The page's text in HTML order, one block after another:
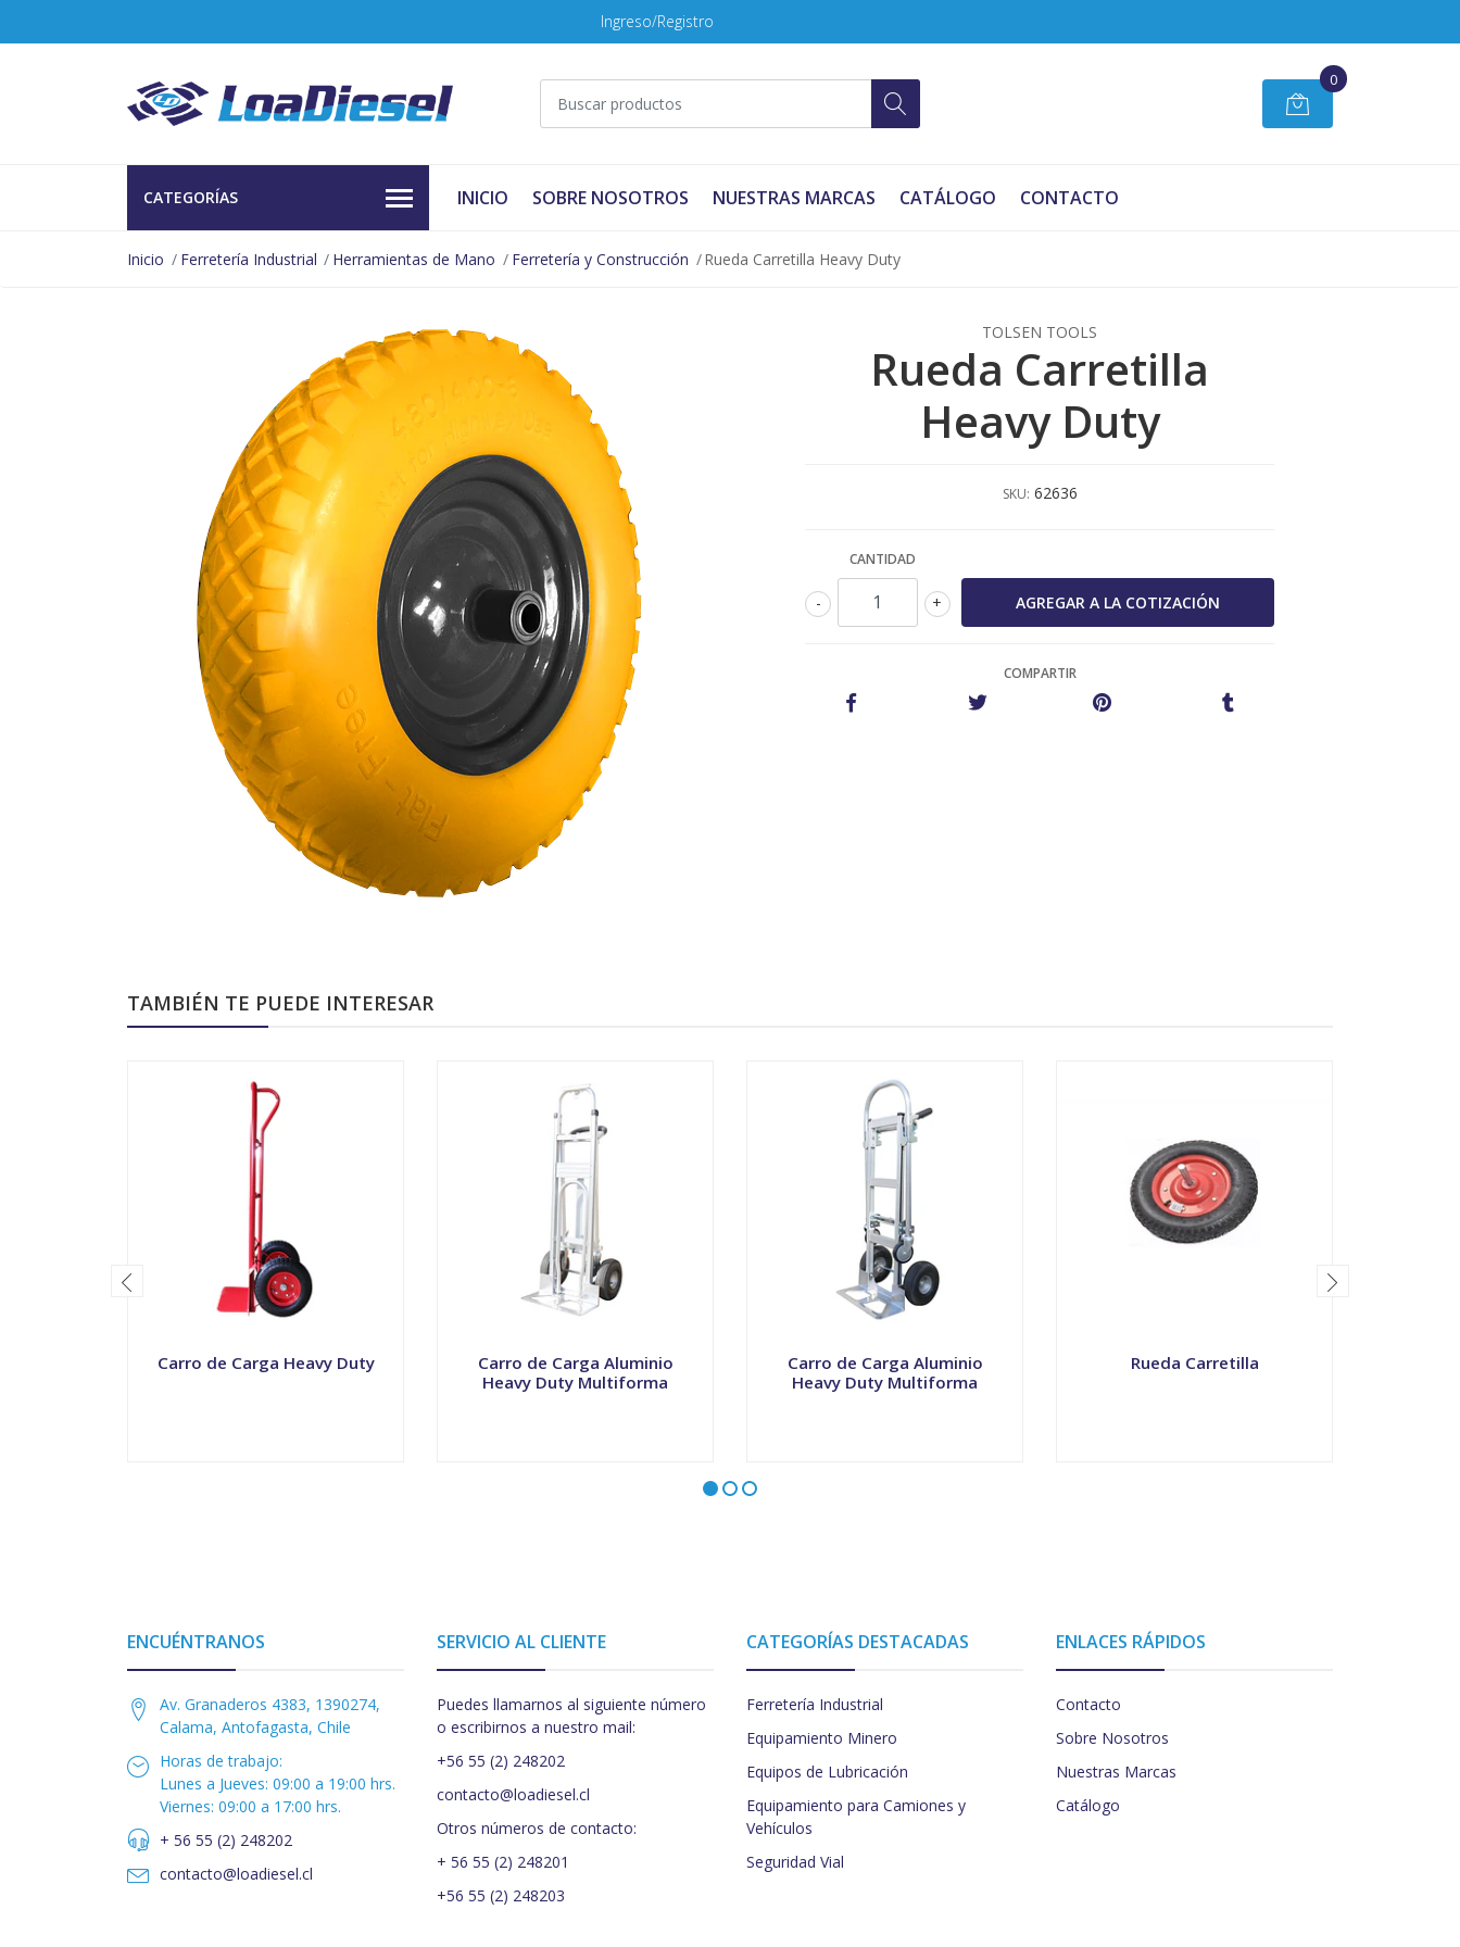
Ingreso/Registro
0
CATEGORÍAS INICIO SOBRE NOSOTROS NUESTRAS MARCAS CATÁLOGO CONTACTO
Inicio Ferretería Industrial Herramientas de Mano Ferretería y Construcción Rueda Carretilla Heavy Duty
TOLSEN TOOLS
Rueda Carretilla
Heavy Duty
SKU: 62636
CANTIDAD
+
-
COMPARTIR
TAMBIÉN TE PUEDE INTERESAR
Carro de Carga Heavy Duty
Carro de Carga Aluminio
Heavy Duty Multiforma
Carro de Carga Aluminio
Heavy Duty Multiforma
Rueda Carretilla
ENCUÉNTRANOS
Av. Granaderos 4383, 1390274,
Calama, Antofagasta, Chile
Horas de trabajo:
Lunes a Jueves: 09:00 a 19:00 hrs.
Viernes: 09:00 a 17:00 hrs.
+ 56 55 (2) 248202
contacto@loadiesel.cl
SERVICIO AL CLIENTE
Puedes llamarnos al siguiente número
o escribirnos a nuestro mail:
+56 55 (2) 248202
contacto@loadiesel.cl
Otros números de contacto:
+ 56 55 (2) 248201
+56 55 (2) 248203
CATEGORÍAS DESTACADAS
Ferretería Industrial
Equipamiento Minero
Equipos de Lubricación
Equipamiento para Camiones y
Vehículos
Seguridad Vial
ENLACES RÁPIDOS
Contacto
Sobre Nosotros
Nuestras Marcas
Catálogo